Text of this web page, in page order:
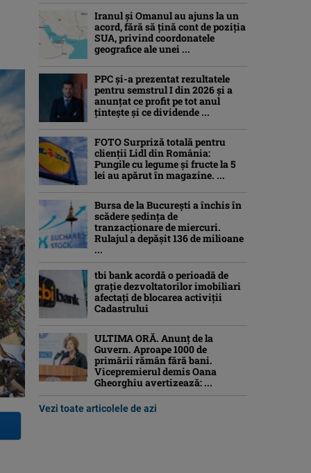
Iranul și Omanul au ajuns la un
acord, fără să țină cont de poziția
SUA, privind coordonatele
geografice ale unei ...
PPC și-a prezentat rezultatele
pentru semstrul I din 2026 și a
anunțat ce profit pe tot anul
țintește și ce dividende ...
FOTO Surpriză totală pentru
clienții Lidl din România:
Pungile cu legume și fructe la 5
lei au apărut în magazine. ...
Bursa de la București a închis în
scădere ședința de
tranzacționare de miercuri.
Rulajul a depășit 136 de milioane
...
tbi bank acordă o perioadă de
grație dezvoltatorilor imobiliari
afectați de blocarea activiții
Cadastrului
ULTIMA ORĂ. Anunț de la
Guvern. Aproape 1000 de
primării rămân fără bani.
Vicepremierul demis Oana
Gheorghiu avertizează: ...
Vezi toate articolele de azi